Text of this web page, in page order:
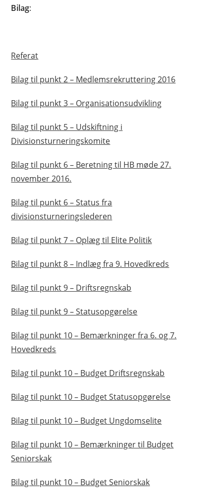
Bilag:
Referat
Bilag til punkt 2 – Medlemsrekruttering 2016
Bilag til punkt 3 – Organisationsudvikling
Bilag til punkt 5 – Udskiftning i
Divisionsturneringskomite
Bilag til punkt 6 – Beretning til HB møde 27.
november 2016.
Bilag til punkt 6 – Status fra
divisionsturneringslederen
Bilag til punkt 7 – Oplæg til Elite Politik
Bilag til punkt 8 – Indlæg fra 9. Hovedkreds
Bilag til punkt 9 – Driftsregnskab
Bilag til punkt 9 – Statusopgørelse
Bilag til punkt 10 – Bemærkninger fra 6. og 7.
Hovedkreds
Bilag til punkt 10 – Budget Driftsregnskab
Bilag til punkt 10 – Budget Statusopgørelse
Bilag til punkt 10 – Budget Ungdomselite
Bilag til punkt 10 – Bemærkninger til Budget
Seniorskak
Bilag til punkt 10 – Budget Seniorskak